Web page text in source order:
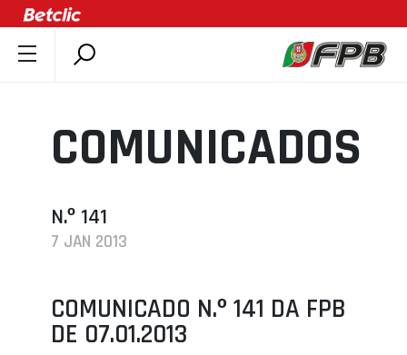
DOCUMENTOS
ÚLTIMAS
ASSOCIAÇÕES
CLUBES
AGENDA
SELEÇÕES
COMUNICADOS
N.º 141
7 JAN 2013
COMUNICADO N.º 141 DA FPB
DE 07.01.2013